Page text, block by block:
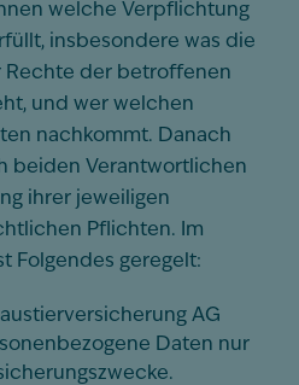
welche Verpflichtung
insbesondere was die
Rechte der betroffenen
und wer welchen
nachkommt. Danach
beiden Verantwortlichen
ihrer jeweiligen
Pflichten. Im
Folgendes geregelt:
AG
Daten nur